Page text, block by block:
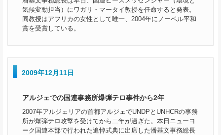
気候変動担当）にワガリ・マータイ教授を任命すると発表。
同教授はアフリカの女性として唯一、2004年にノーベル平和
賞を受賞している。
2009年12月11日
アルジェでの国連事務所爆弾テロ事件から2年
2007年アルジェリアの首都アルジェでUNDPとUNHCRの事務
所が爆弾テロ攻撃を受けてから二年が過ぎた。本日ニューヨ
ーク国連本部で行われた追悼式典に出席した潘基文事務総長